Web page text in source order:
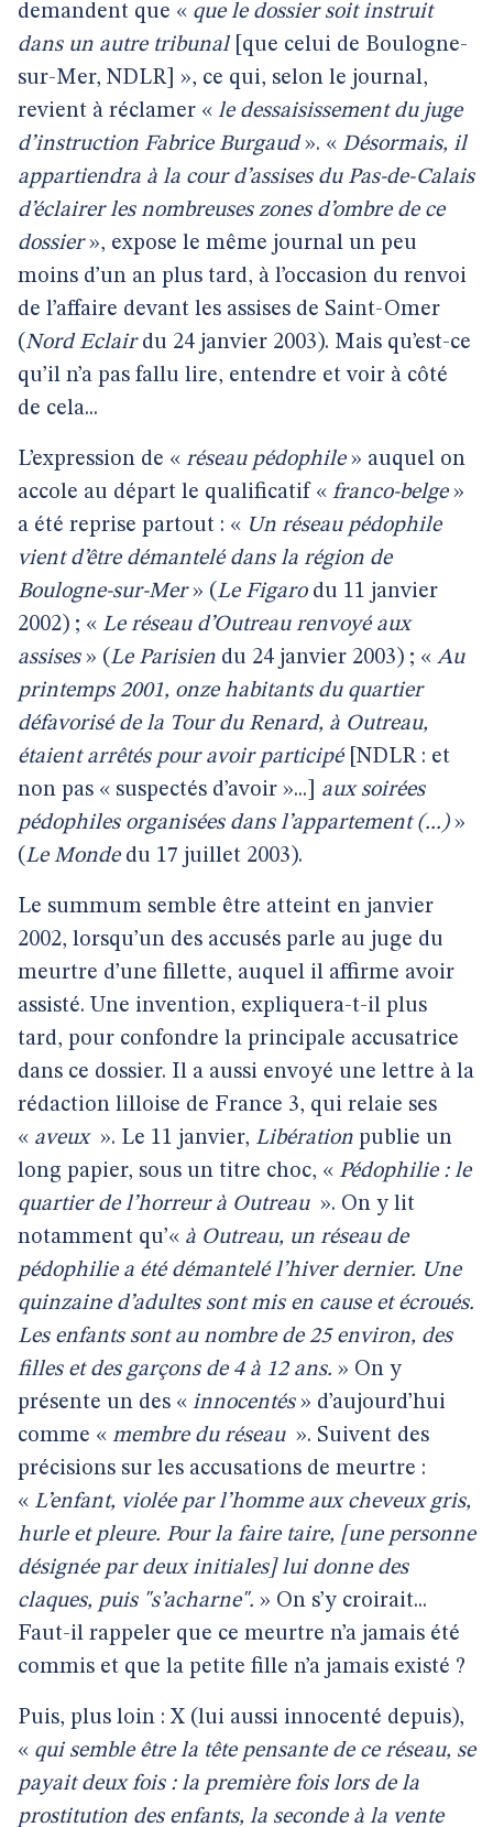
demandent que « que le dossier soit instruit
dans un autre tribunal[que celui de Boulogne-
sur-Mer, NDLR] », ce qui, selon le journal,
revient à réclamer « le dessaisissement du juge
d’instruction Fabrice Burgaud». « Désormais, il
appartiendra à la cour d’assises du Pas-de-Calais
d’éclairer les nombreuses zones d’ombre de ce
dossier», expose le même journal un peu
moins d’un an plus tard, à l’occasion du renvoi
de l’affaire devant les assises de Saint-Omer
(Nord Eclairdu 24 janvier 2003). Mais qu’est-ce
qu’il n’a pas fallu lire, entendre et voir à côté
de cela...
L’expression de « réseau pédophile» auquel on
accole au départ le qualificatif « franco-belge»
a été reprise partout : « Un réseau pédophile
vient d’être démantelé dans la région de
Boulogne-sur-Mer» (Le Figarodu 11 janvier
2002) ; « Le réseau d’Outreau renvoyé aux
assises» (Le Parisien du 24 janvier 2003) ; « Au
printemps 2001, onze habitants du quartier
défavorisé de la Tour du Renard, à Outreau,
étaient arrêtés pour avoir participé [NDLR : et
non pas « suspectés d’avoir »...]
aux soirées
pédophiles organisées dans l’appartement (...)»
(Le Mondedu 17 juillet 2003).
Le summum semble être atteint en janvier
2002, lorsqu’un des accusés parle au juge du
meurtre d’une fillette, auquel il affirme avoir
assisté. Une invention, expliquera-t-il plus
tard, pour confondre la principale accusatrice
dans ce dossier. Il a aussi envoyé une lettre à la
rédaction lilloise de France 3, qui relaie ses
« aveux ». Le 11 janvier, Libération publie un
long papier, sous un titre choc, « Pédophilie : le
quartier de l’horreur à Outreau ». On y lit
notamment qu’« à Outreau, un réseau de
pédophilie a été démantelé l’hiver dernier. Une
quinzaine d’adultes sont mis en cause et écroués.
Les enfants sont au nombre de 25 environ, des
filles et des garçons de 4 à 12 ans. » On y
présente un des « innocentés» d’aujourd’hui
comme « membre du réseau ». Suivent des
précisions sur les accusations de meurtre :
« L’enfant, violée par l’homme aux cheveux gris,
hurle et pleure. Pour la faire taire, [une personne
désignée par deux initiales] lui donne des
claques, puis "s’acharne". » On s’y croirait...
Faut-il rappeler que ce meurtre n’a jamais été
commis et que la petite fille n’a jamais existé ?
Puis, plus loin : X (lui aussi innocenté depuis),
« qui semble être la tête pensante de ce réseau, se
payait deux fois : la première fois lors de la
prostitution des enfants, la seconde à la vente